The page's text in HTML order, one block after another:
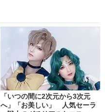
「いつの間に2次元から3次元
へ」「お美しい」 人気セーラ